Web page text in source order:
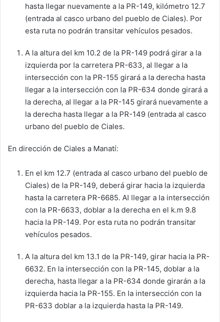
hasta llegar nuevamente a la PR-149, kilómetro 12.7
(entrada al casco urbano del pueblo de Ciales). Por
esta ruta no podrán transitar vehículos pesados.
A la altura del km 10.2 de la PR-149 podrá girar a la
izquierda por la carretera PR-633, al llegar a la
intersección con la PR-155 girará a la derecha hasta
llegar a la intersección con la PR-634 donde girará a
la derecha, al llegar a la PR-145 girará nuevamente a
la derecha hasta llegar a la PR-149 (entrada al casco
urbano del pueblo de Ciales.
En dirección de Ciales a Manatí:
En el km 12.7 (entrada al casco urbano del pueblo de
Ciales) de la PR-149, deberá girar hacia la izquierda
hasta la carretera PR-6685. Al llegar a la intersección
con la PR-6633, doblar a la derecha en el k.m 9.8
hacia la PR-149. Por esta ruta no podrán transitar
vehículos pesados.
A la altura del km 13.1 de la PR-149, girar hacia la PR-
6632. En la intersección con la PR-145, doblar a la
derecha, hasta llegar a la PR-634 donde girarán a la
izquierda hacia la PR-155. En la intersección con la
PR-633 doblar a la izquierda hasta la PR-149.